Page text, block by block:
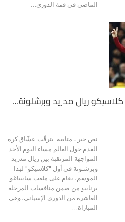
الماضي في قمة الدوري…
كلاسيكو ريال مدريد وبرشلونة…
نص خبر ـ متابعة يترقّب عشّاق كرة
القدم حول العالم مساء اليوم الأحد
المواجهة المرتقبة بين ريال مدريد
وبرشلونة في أول "كلاسيكو" لهذا
الموسم، يقام على ملعب سانتياغو
برنابيو من ضمن منافسات المرحلة
العاشرة من الدوري الإسباني، وهي
المباراة…